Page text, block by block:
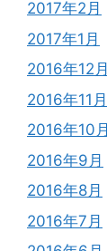
2017年2月
2017年1月
2016年12月
2016年11月
2016年10月
2016年9月
2016年8月
2016年7月